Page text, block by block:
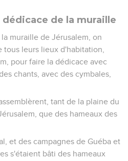
de la muraille
muraille de Jérusalem, on
leurs lieux d'habitation,
pour faire la dédicace avec
chants, avec des cymbales,
tant de la plaine du
que des hameaux des
et des campagnes de Guéba et
s'étaient bâti des hameaux